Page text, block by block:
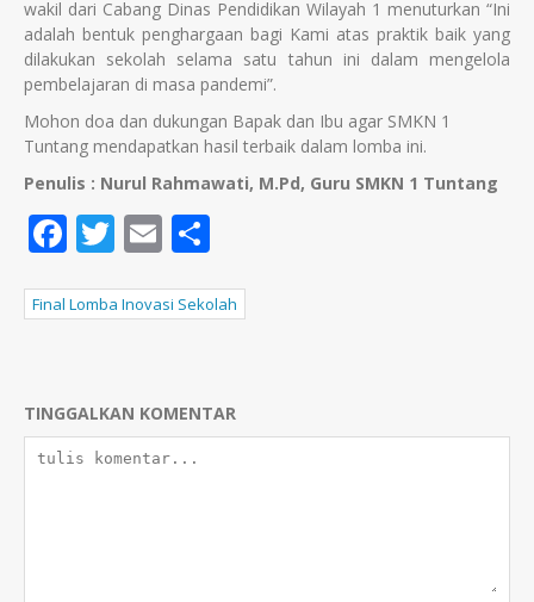
wakil dari Cabang Dinas Pendidikan Wilayah 1 menuturkan “Ini
adalah bentuk penghargaan bagi Kami atas praktik baik yang
dilakukan sekolah selama satu tahun ini dalam mengelola
pembelajaran di masa pandemi”.
Mohon doa dan dukungan Bapak dan Ibu agar SMKN 1
Tuntang mendapatkan hasil terbaik dalam lomba ini.
Penulis : Nurul Rahmawati, M.Pd, Guru SMKN 1 Tuntang
Facebook
Twitter
Email
Final Lomba Inovasi Sekolah
TINGGALKAN KOMENTAR